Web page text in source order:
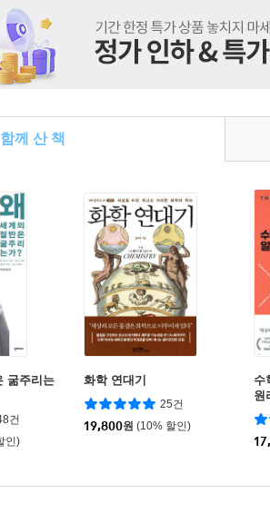
함께 산 책
굶주리는
건
인)
화학 연대기
25건
19,800원 (10% 할인)
수
원